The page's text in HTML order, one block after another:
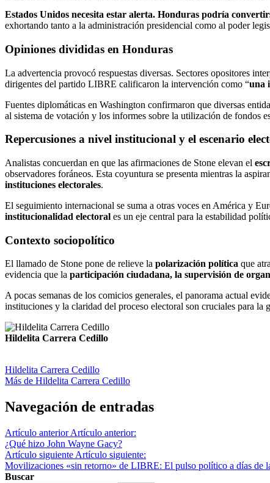
Estados Unidos necesita estar alerta. Honduras podría
exhortando tanto a la administración presidencial como al poder
Opiniones divididas en Honduras
La advertencia provocó respuestas diversas. Sectores opositores
dirigentes del partido LIBRE calificaron la intervención como “una
Fuentes diplomáticas en Washington confirmaron que diversas
al sistema de votación y los informes sobre la utilización de fondos
Repercusiones a nivel institucional y el escenario
Analistas concuerdan en que las afirmaciones de Stone elevan el
observadores foráneos. Esta coyuntura se presenta mientras la
instituciones electorales.
El seguimiento internacional se suma a otras voces en América y
institucionalidad electoral es un eje central para la estabilidad
Contexto sociopolítico
El llamado de Stone pone de relieve la polarización política que
evidencia que la participación ciudadana, la supervisión de
A pocas semanas de los comicios generales, el panorama actual
instituciones y la claridad del proceso electoral son cruciales para la
Hildelita Carrera Cedillo
Hildelita Carrera Cedillo
Más de Hildelita Carrera Cedillo
Navegación de entradas
Artículo anterior Artículo anterior:
¿Qué hizo John Wayne Gacy?
Artículo siguiente Artículo siguiente:
Movilizaciones «sin retorno» de LIBRE: El pulso político a días de
Buscar